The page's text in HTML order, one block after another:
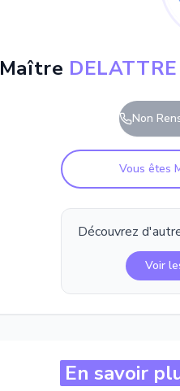
Maître
Non
Vous êtes
Découvrez
Voir
En savoir